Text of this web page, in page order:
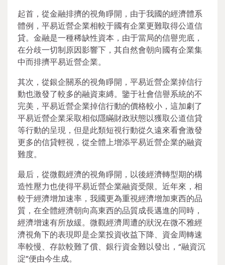
起首，從金融排擠的視角睜開，由于我國的經濟體系
體例，平易近營企業相較于國有企業更難取得公道信
貸。金融是一種稀缺性資本，由于當局的信譽兜底，
在分歧一切制原因影響下，其自然會朝向國有企業集
中而排擠平易近營企業。
其次，從銀企關系的視角睜開，平易近營企業掉信行
動也激發了較多的融資束縛。鑒于社會信譽系統的不
完美，平易近營企業掉信行動的價格較小，這加劇了
平易近營企業采取相似隱瞞財政狀態以獲取公道信貸
等行動的呈現，但是此類短視行動從久遠來看會激發
更多的信貸輕視，從全體上增添平易近營企業的融資
難度。
最后，從微觀經濟的視角睜開，以後經濟轉型期的構
造性壓力也使得平易近營企業融資受限。近年來，相
較于經濟增加速率，我國更為重視經濟增加東西的品
質，在全體經濟朝向高東西的品質成長邁進的同時，
經濟增速有所放緩。微觀經濟周遭的狀況在微不雅經
濟視角下的表現即是企業投資收益下降、資金周轉速
率較慢、存款較難了償、銀行資金難以發出，“融資沉
淀”便由今生成。